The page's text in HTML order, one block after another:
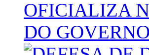
OFICIALIZA
DO